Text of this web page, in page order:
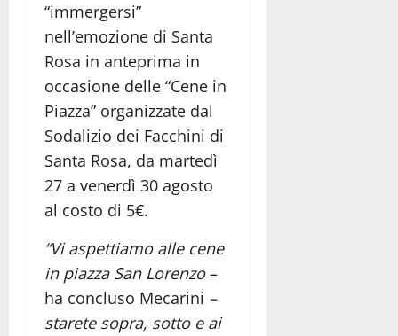
“immergersi”
nell’emozione di Santa
Rosa in anteprima in
occasione delle “Cene in
Piazza” organizzate dal
Sodalizio dei Facchini di
Santa Rosa, da martedì
27 a venerdì 30 agosto
al costo di 5€.
“Vi aspettiamo alle cene
in piazza San Lorenzo–
ha concluso Mecarini –
starete sopra, sotto e ai